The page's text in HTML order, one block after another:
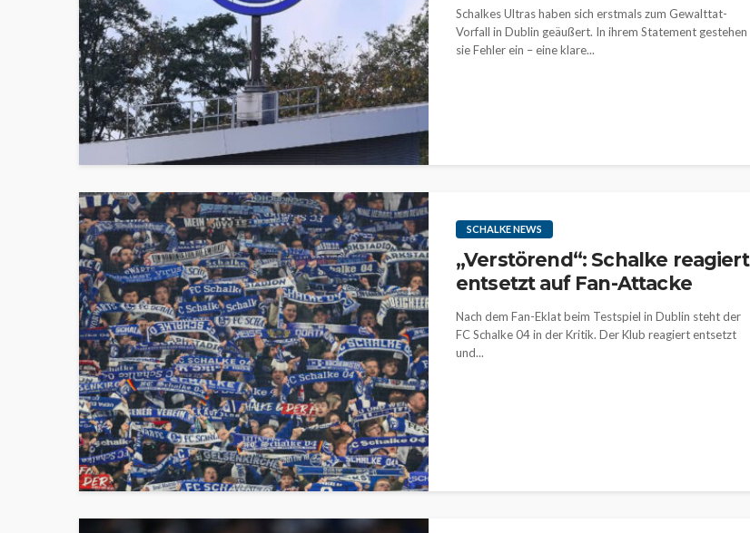
Schalkes Ultras haben sich erstmals zum Gewalttat-
Vorfall in Dublin geäußert. In ihrem Statement gestehen
sie Fehler ein – eine klare...
SCHALKE NEWS
„Verstörend“: Schalke reagiert
entsetzt auf Fan-Attacke
Nach dem Fan-Eklat beim Testspiel in Dublin steht der
FC Schalke 04 in der Kritik. Der Klub reagiert entsetzt
und...